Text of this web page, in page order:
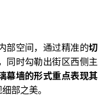
部空间，通过精准的切
同时勾勒出街区西侧主
幕墙的形式重点表现其
部之美。